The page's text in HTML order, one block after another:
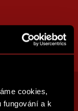
cookies,
fungování a k